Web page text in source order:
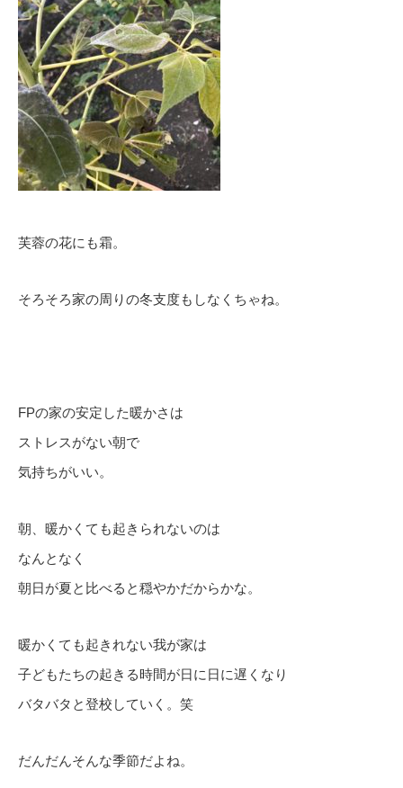
芙蓉の花にも霜。
そろそろ家の周りの冬支度もしなくちゃね。
FPの家の安定した暖かさは
ストレスがない朝で
気持ちがいい。
朝、暖かくても起きられないのは
なんとなく
朝日が夏と比べると穏やかだからかな。
暖かくても起きれない我が家は
子どもたちの起きる時間が日に日に遅くなり
バタバタと登校していく。笑
だんだんそんな季節だよね。